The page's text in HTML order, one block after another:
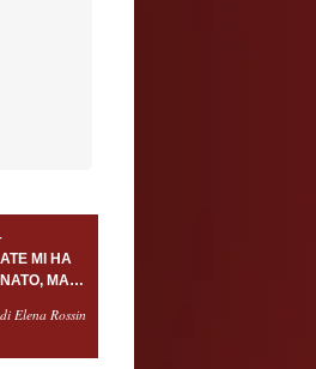
MI HA
MA
di Elena Rossin